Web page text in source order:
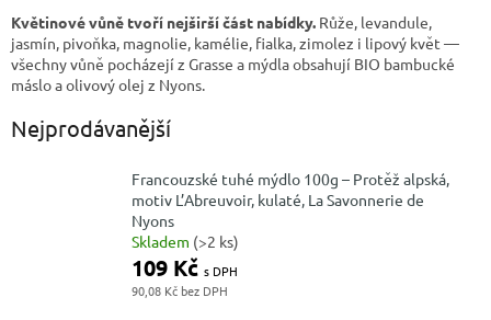
Květinové vůně tvoří nejširší část nabídky. Růže, levandule,
jasmín, pivoňka, magnolie, kamélie, fialka, zimolez i lipový květ —
všechny vůně pocházejí z Grasse a mýdla obsahují BIO bambucké
máslo a olivový olej z Nyons.
Nejprodávanější
Francouzské tuhé mýdlo 100g – Protěž alpská,
motiv L’Abreuvoir, kulaté, La Savonnerie de
Nyons
Skladem (>2 ks)
109 Kč
90,08 Kč